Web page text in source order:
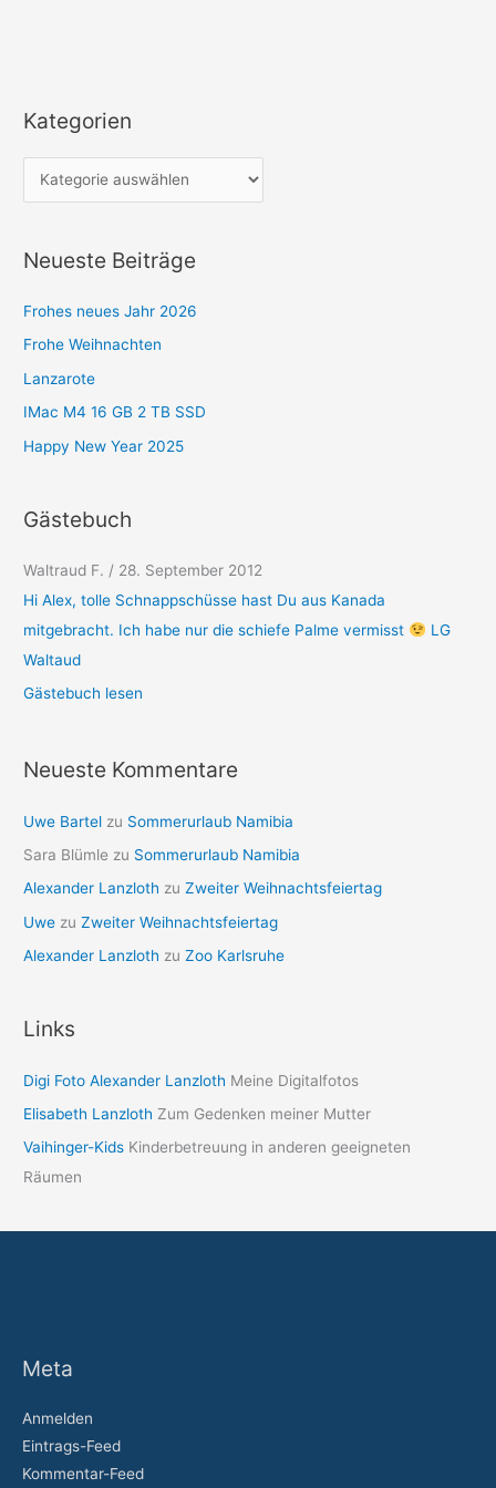
Kategorien
K
e
o
n
Neueste Beiträge
Frohes neues Jahr 2026
Frohe Weihnachten
Lanzarote
IMac M4 16 GB 2 TB SSD
Happy New Year 2025
Gästebuch
Waltraud F. / 28. September 2012
Hi Alex, tolle Schnappschüsse hast Du aus Kanada
mitgebracht. Ich habe nur die schiefe Palme vermisst
LG
Waltaud
Gästebuch lesen
Neueste Kommentare
Uwe Bartel zu Sommerurlaub Namibia
Sara Blümle zu Sommerurlaub Namibia
Alexander Lanzloth zuZweiter Weihnachtsfeiertag
Uwe zuZweiter Weihnachtsfeiertag
Alexander Lanzloth zuZoo Karlsruhe
Links
Digi Foto Alexander Lanzloth Meine Digitalfotos
Elisabeth Lanzloth Zum Gedenken meiner Mutter
Vaihinger-Kids Kinderbetreuung in anderen geeigneten
Räumen
Meta
Anmelden
Eintrags-Feed
Kommentar-Feed